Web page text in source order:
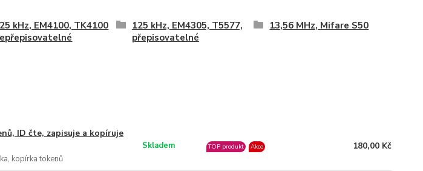
kHz, EM4100, TK4100
125 kHz, EM4305, T5577,
přepisovatelné
13,56 MHz, Mifare S50
ID čte, zapisuje a kopíruje
kopírka tokenů
Skladem TOP produkt Akce 180,00 Kč